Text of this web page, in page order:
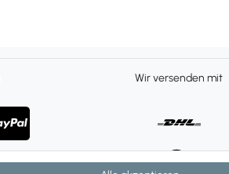
Wir versenden mit